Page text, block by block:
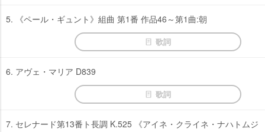
5. 《ペール・ギュント》組曲 第1番 作品46～第1曲:朝
歌詞
6. アヴェ・マリア D839
歌詞
7. セレナード第13番ト長調 K.525 《アイネ・クライネ・ナハトムジ